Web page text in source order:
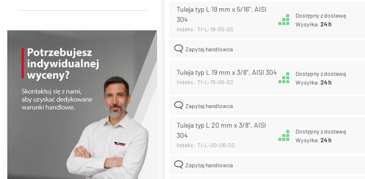
Tuleja typ L 19 mm x 5/16", AISI
304
Indeks : TI-L-19-05-SS
Dostępny z dostawą
Wysyłka:24 h
Zapytaj handlowca
Tuleja typ L 19 mm x 3/8", AISI 304
Indeks : TI-L-19-06-SS
Dostępny z dostawą
Wysyłka:24 h
Zapytaj handlowca
Tuleja typ L 20 mm x 3/8", AISI
304
Indeks : TI-L-20-06-SS
Dostępny z dostawą
Wysyłka:24 h
Zapytaj handlowca